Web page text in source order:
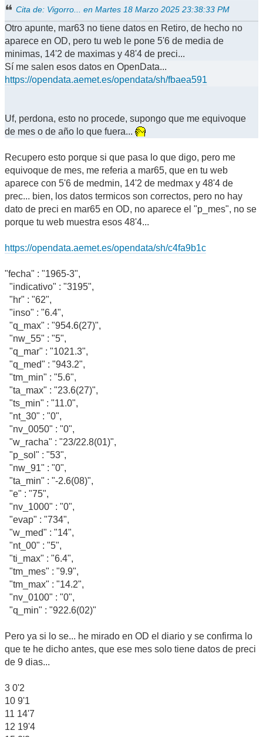
Cita de: Vigorro... en Martes 18 Marzo 2025 23:38:33 PM
Otro apunte, mar63 no tiene datos en Retiro, de hecho no
aparece en OD, pero tu web le pone 5'6 de media de
minimas, 14'2 de maximas y 48'4 de preci...
Sí me salen esos datos en OpenData...
https://opendata.aemet.es/opendata/sh/fbaea591
Uf, perdona, esto no procede, supongo que me equivoque
de mes o de año lo que fuera...
Recupero esto porque si que pasa lo que digo, pero me
equivoque de mes, me referia a mar65, que en tu web
aparece con 5'6 de medmin, 14'2 de medmax y 48'4 de
prec... bien, los datos termicos son correctos, pero no hay
dato de preci en mar65 en OD, no aparece el "p_mes", no se
porque tu web muestra esos 48'4...
https://opendata.aemet.es/opendata/sh/c4fa9b1c
"fecha" : "1965-3",
"indicativo" : "3195",
"hr" : "62",
"inso" : "6.4",
"q_max" : "954.6(27)",
"nw_55" : "5",
"q_mar" : "1021.3",
"q_med" : "943.2",
"tm_min" : "5.6",
"ta_max" : "23.6(27)",
"ts_min" : "11.0",
"nt_30" : "0",
"nv_0050" : "0",
"w_racha" : "23/22.8(01)",
"p_sol" : "53",
"nw_91" : "0",
"ta_min" : "-2.6(08)",
"e" : "75",
"nv_1000" : "0",
"evap" : "734",
"w_med" : "14",
"nt_00" : "5",
"ti_max" : "6.4",
"tm_mes" : "9.9",
"tm_max" : "14.2",
"nv_0100" : "0",
"q_min" : "922.6(02)"
Pero ya si lo se... he mirado en OD el diario y se confirma lo
que te he dicho antes, que ese mes solo tiene datos de preci
de 9 dias...
3 0'2
10 9'1
11 14'7
12 19'4